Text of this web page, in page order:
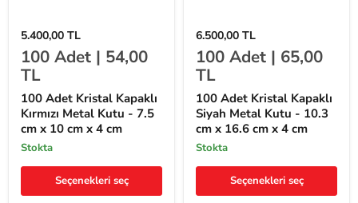
100
Adet
Kristal
Kapaklı
Kırmızı
Metal
Kutu
7.5
cm
x
10
x
5.400,00 TL
100 Adet | 54,00
TL
100 Adet Kristal Kapaklı
Kırmızı Metal Kutu - 7.5
cm x 10 cm x 4 cm
stokta
Seçenekleri seç
100
Adet
Kristal
Kapaklı
Siyah
Metal
Kutu
-
10.3
cm
x
16.6
x
6.500,00 TL
100 Adet | 65,00
TL
100 Adet Kristal Kapaklı
Siyah Metal Kutu - 10.3
cm x 16.6 cm x 4 cm
stokta
Seçenekleri seç